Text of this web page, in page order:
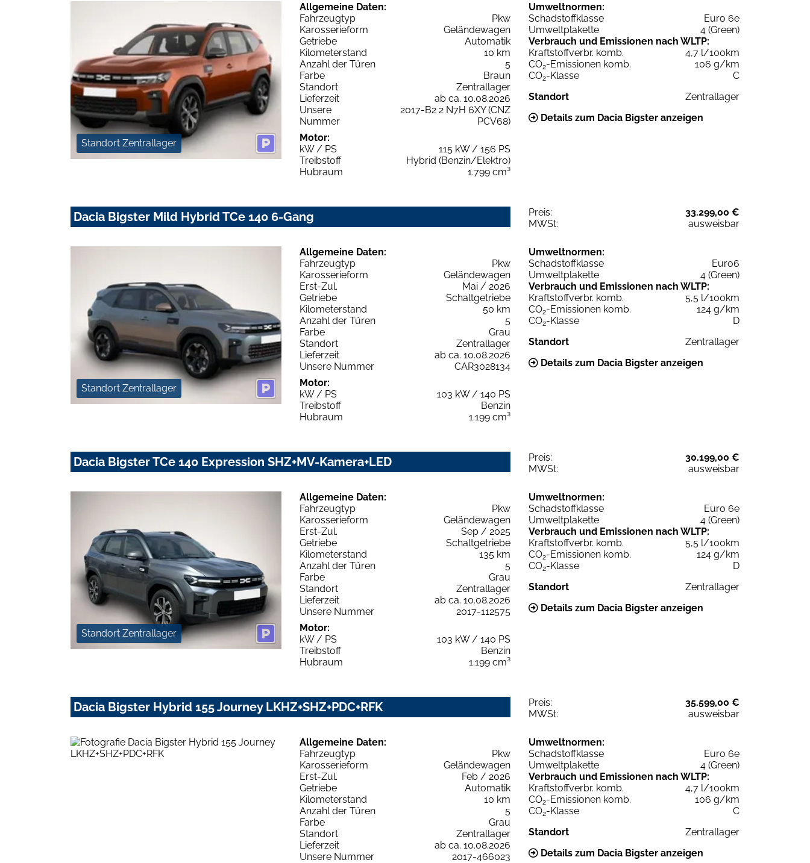
Standort Zentrallager
Allgemeine Daten:
Fahrzeugtyp
Pkw
Karosserieform
Geländewagen
Getriebe
Automatik
Kilometerstand
10 km
Anzahl der Türen
5
Farbe
Braun
Standort
Zentrallager
Lieferzeit
ab ca. 10.08.2026
Unsere
Nummer
2017-B2 2 N7H 6XY (CNZ
PCV68)
Motor:
kW / PS
115 kW / 156 PS
Treibstoff
Hybrid (Benzin/Elektro)
Hubraum
1.799 cm³
Umweltnormen:
Schadstoffklasse
Euro 6e
Umweltplakette
4 (Green)
Verbrauch und Emissionen nach WLTP:
Kraftstoffverbr. komb.
4,7 l/100km
CO2-Emissionen komb.
106 g/km
CO2-Klasse
C
Standort
Zentrallager
Details zum Dacia Bigster anzeigen
Dacia Bigster Mild Hybrid TCe 140 6-Gang Preis:
33.299,00 €
MWSt:
ausweisbar
Standort Zentrallager
Allgemeine Daten:
Fahrzeugtyp
Pkw
Karosserieform
Geländewagen
Erst-Zul.
Mai / 2026
Getriebe
Schaltgetriebe
Kilometerstand
50 km
Anzahl der Türen
5
Farbe
Grau
Standort
Zentrallager
Lieferzeit
ab ca. 10.08.2026
Unsere Nummer
CAR3028134
Motor:
kW / PS
103 kW / 140 PS
Treibstoff
Benzin
Hubraum
1.199 cm³
Umweltnormen:
Schadstoffklasse
Euro6
Umweltplakette
4 (Green)
Verbrauch und Emissionen nach WLTP:
Kraftstoffverbr. komb.
5,5 l/100km
CO2-Emissionen komb.
124 g/km
CO2-Klasse
D
Standort
Zentrallager
Details zum Dacia Bigster anzeigen
Dacia Bigster TCe 140 Expression SHZ+MV-Kamera+LED Preis:
30.199,00 €
MWSt:
ausweisbar
Standort Zentrallager
Allgemeine Daten:
Fahrzeugtyp
Pkw
Karosserieform
Geländewagen
Erst-Zul.
Sep / 2025
Getriebe
Schaltgetriebe
Kilometerstand
135 km
Anzahl der Türen
5
Farbe
Grau
Standort
Zentrallager
Lieferzeit
ab ca. 10.08.2026
Unsere Nummer
2017-112575
Motor:
kW / PS
103 kW / 140 PS
Treibstoff
Benzin
Hubraum
1.199 cm³
Umweltnormen:
Schadstoffklasse
Euro 6e
Umweltplakette
4 (Green)
Verbrauch und Emissionen nach WLTP:
Kraftstoffverbr. komb.
5,5 l/100km
CO2-Emissionen komb.
124 g/km
CO2-Klasse
D
Standort
Zentrallager
Details zum Dacia Bigster anzeigen
Dacia Bigster Hybrid 155 Journey LKHZ+SHZ+PDC+RFK Preis:
35.599,00 €
MWSt:
ausweisbar
Allgemeine Daten:
Fahrzeugtyp
Pkw
Karosserieform
Geländewagen
Erst-Zul.
Feb / 2026
Getriebe
Automatik
Kilometerstand
10 km
Anzahl der Türen
5
Farbe
Grau
Standort
Zentrallager
Lieferzeit
ab ca. 10.08.2026
Unsere Nummer
2017-466023
Umweltnormen:
Schadstoffklasse
Euro 6e
Umweltplakette
4 (Green)
Verbrauch und Emissionen nach WLTP:
Kraftstoffverbr. komb.
4,7 l/100km
CO2-Emissionen komb.
106 g/km
CO2-Klasse
C
Standort
Zentrallager
Details zum Dacia Bigster anzeigen